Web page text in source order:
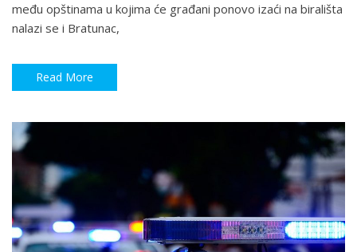
među opštinama u kojima će građani ponovo izaći na birališta
nalazi se i Bratunac,
Read More